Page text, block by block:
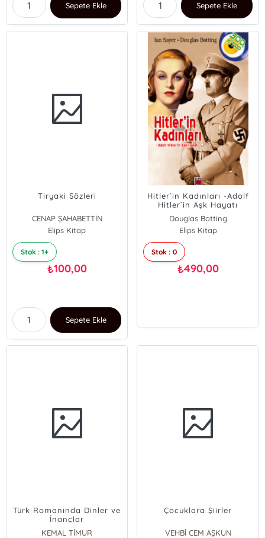
Sepete Ekle Sepete Ekle
Tiryaki Sözleri
CENAP ŞAHABETTİN
Elips Kitap
Stok : 1+
₺100,00
Sepete Ekle
Hitler`in Kadınları -Adolf
Hitler`in Aşk Hayatı
Douglas Botting
Elips Kitap
Stok : 0
₺490,00
Türk Romanında Dinler ve
İnançlar
KEMAL TİMUR
Çocuklara Şiirler
VEHBİ CEM AŞKUN